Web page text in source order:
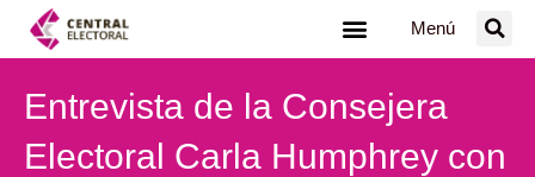
Menú
Entrevista de la Consejera
Electoral Carla Humphrey con